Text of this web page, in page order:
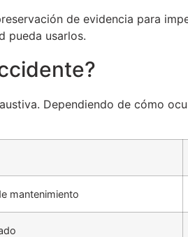
de evidencia para
pueda usarlos.
Dependiendo de cómo
mantenimiento